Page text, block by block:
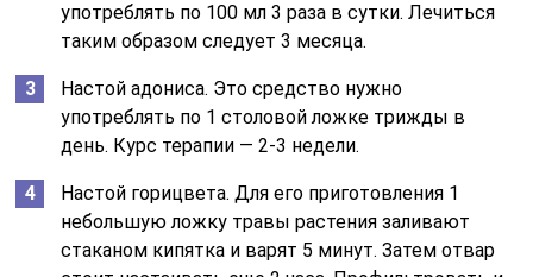
употреблять по 100 мл 3 раза в сутки. Лечиться
таким образом следует 3 месяца.
Настой адониса. Это средство нужно
употреблять по 1 столовой ложке трижды в
день. Курс терапии — 2-3 недели.
Настой горицвета. Для его приготовления 1
небольшую ложку травы растения заливают
стаканом кипятка и варят 5 минут. Затем отвар